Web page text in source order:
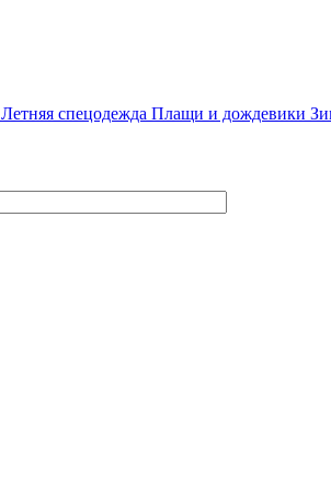
Летняя спецодежда Плащи и дождевики